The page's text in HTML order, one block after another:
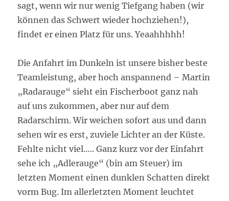
sagt, wenn wir nur wenig Tiefgang haben (wir
können das Schwert wieder hochziehen!),
findet er einen Platz für uns. Yeaahhhhh!
Die Anfahrt im Dunkeln ist unsere bisher beste
Teamleistung, aber hoch anspannend – Martin
„Radarauge“ sieht ein Fischerboot ganz nah
auf uns zukommen, aber nur auf dem
Radarschirm. Wir weichen sofort aus und dann
sehen wir es erst, zuviele Lichter an der Küste.
Fehlte nicht viel….. Ganz kurz vor der Einfahrt
sehe ich „Adlerauge“ (bin am Steuer) im
letzten Moment einen dunklen Schatten direkt
vorm Bug. Im allerletzten Moment leuchtet